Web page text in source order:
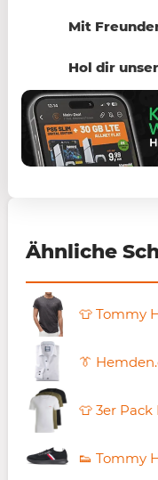
Mit
Hol dir
Ähnliche